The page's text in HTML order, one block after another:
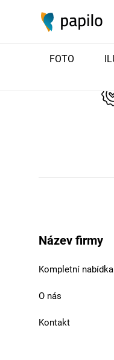
FOTO
Název firmy
Kompletní nabídka
O nás
Kontakt